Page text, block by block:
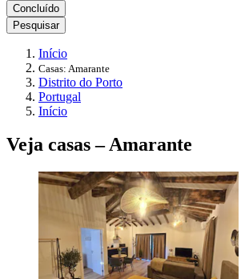
Concluído
Pesquisar
Início
Casas: Amarante
Distrito do Porto
Portugal
Início
Veja casas – Amarante